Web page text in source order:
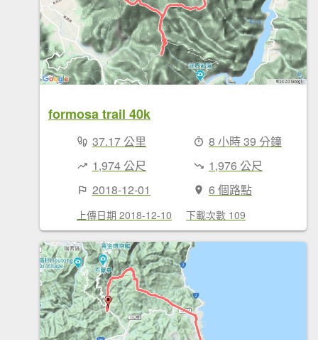
formosa trail 40k
37.17 公里
8 小時 39 分鐘
1,974 公尺
1,976 公尺
2018-12-01
6 個路點
上傳日期 2018-12-10 下載次數 109